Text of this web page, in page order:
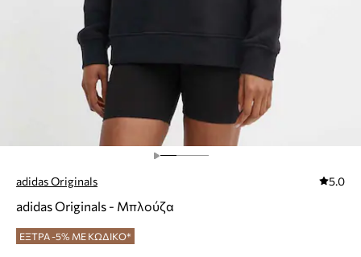
adidas Originals 5.0
adidas Originals - Μπλούζα
ΕΞΤΡΑ -5% ΜΕ ΚΩΔΙΚΟ*